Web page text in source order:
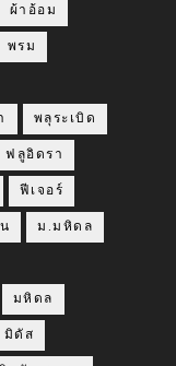
ผ้าอ้อม
พรม
พลุระเบิด
ฟลูอิดรา
ฟีเจอร์
ม.มหิดล
มหิดล
มิดัส